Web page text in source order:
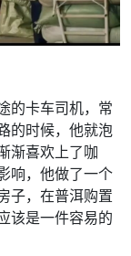
的卡车司机，常
的时候，他就泡
渐喜欢上了咖
响，他做了一个
子，在普洱购置
该是一件容易的